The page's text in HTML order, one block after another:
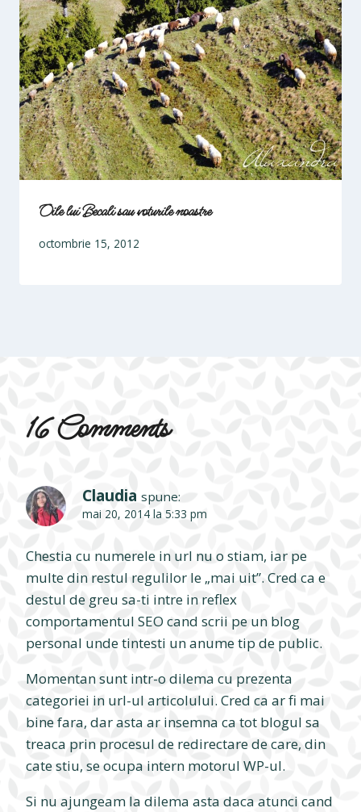
Oile lui Becali sau voturile noastre
octombrie 15, 2012
16 Comments
Claudia spune:
mai 20, 2014 la 5:33 pm
Chestia cu numerele in url nu o stiam, iar pe
multe din restul regulilor le „mai uit”. Cred ca e
destul de greu sa-ti intre in reflex
comportamentul SEO cand scrii pe un blog
personal unde tintesti un anume tip de public.
Momentan sunt intr-o dilema cu prezenta
categoriei in url-ul articolului. Cred ca ar fi mai
bine fara, dar asta ar insemna ca tot blogul sa
treaca prin procesul de redirectare de care, din
cate stiu, se ocupa intern motorul WP-ul.
Si nu ajungeam la dilema asta daca atunci cand